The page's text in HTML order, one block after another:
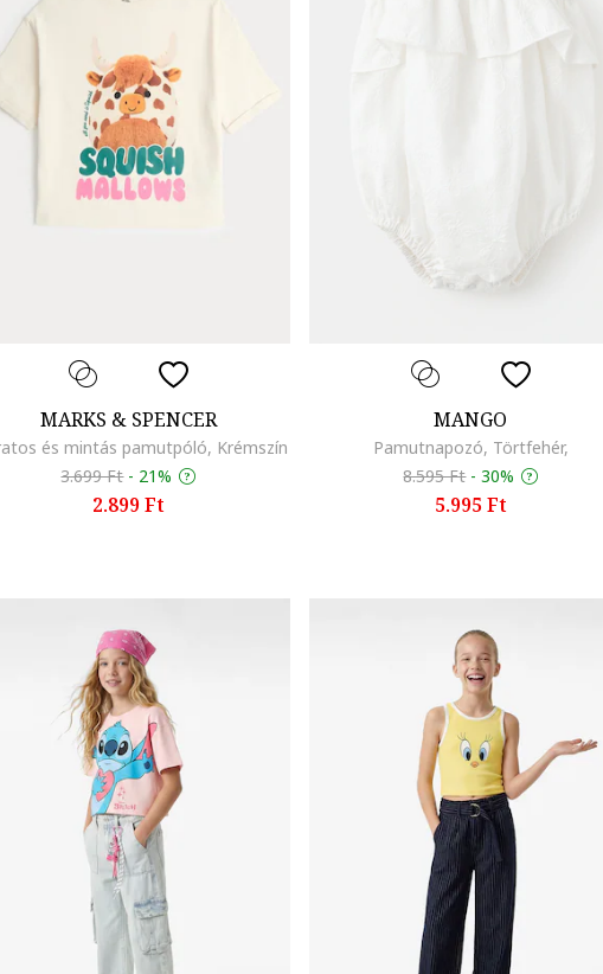
MARKS & SPENCER
és mintás pamutpóló, Krémszín
3.699 Ft - 21%
2.899 Ft
MANGO
Pamutnapozó, Törtfehér,
8.595 Ft -30%
5.995 Ft